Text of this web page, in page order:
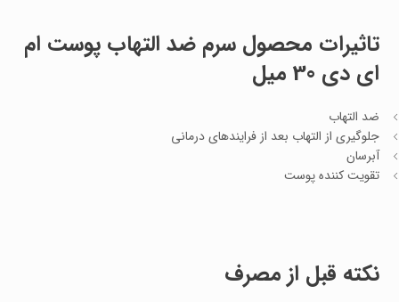
تاثیرات محصول سرم ضد التهاب پوست ام
ای دی 30 میل
ضد التهاب
جلوگیری از التهاب بعد از فرایندهای درمانی
آبرسان
تقویت کننده پوست
نکته قبل از مصرف